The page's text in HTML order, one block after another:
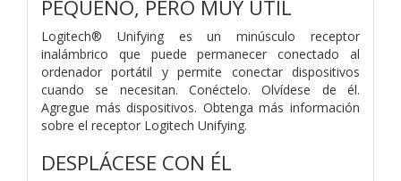
PEQUEÑO, PERO MUY ÚTIL
Logitech® Unifying es un minúsculo receptor
inalámbrico que puede permanecer conectado al
ordenador portátil y permite conectar dispositivos
cuando se necesitan. Conéctelo. Olvídese de él.
Agregue más dispositivos. Obtenga más información
sobre el receptor Logitech Unifying.
DESPLÁCESE CON ÉL